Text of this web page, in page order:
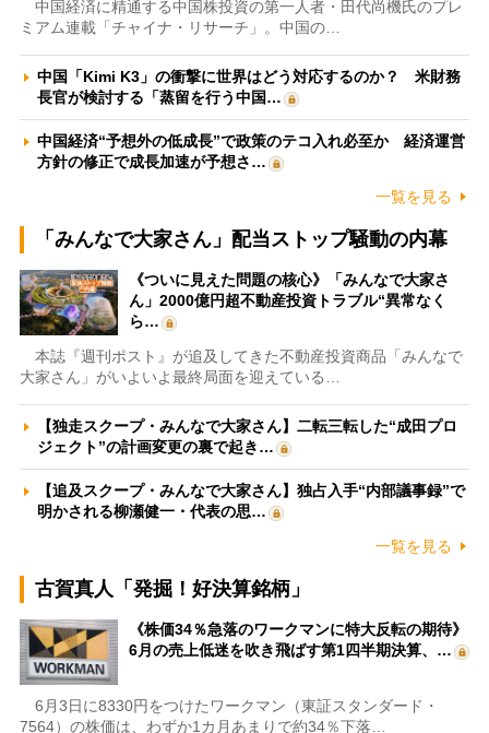
中国経済に精通する中国株投資の第一人者・田代尚機氏のプレ
ミアム連載「チャイナ・リサーチ」。中国の…
中国「Kimi K3」の衝撃に世界はどう対応するのか？ 米財務
長官が検討する「蒸留を行う中国…
中国経済“予想外の低成長”で政策のテコ入れ必至か 経済運営
方針の修正で成長加速が予想さ…
一覧を見る
「みんなで大家さん」配当ストップ騒動の内幕
《ついに見えた問題の核心》「みんなで大家さ
ん」2000億円超不動産投資トラブル“異常なく
ら…
本誌『週刊ポスト』が追及してきた不動産投資商品「みんなで
大家さん」がいよいよ最終局面を迎えている…
【独走スクープ・みんなで大家さん】二転三転した“成田プロ
ジェクト”の計画変更の裏で起き…
【追及スクープ・みんなで大家さん】独占入手“内部議事録”で
明かされる柳瀬健一・代表の思…
一覧を見る
古賀真人「発掘！好決算銘柄」
《株価34％急落のワークマンに特大反転の期待》
6月の売上低迷を吹き飛ばす第1四半期決算、…
6月3日に8330円をつけたワークマン（東証スタンダード・
7564）の株価は、わずか1カ月あまりで約34％下落…